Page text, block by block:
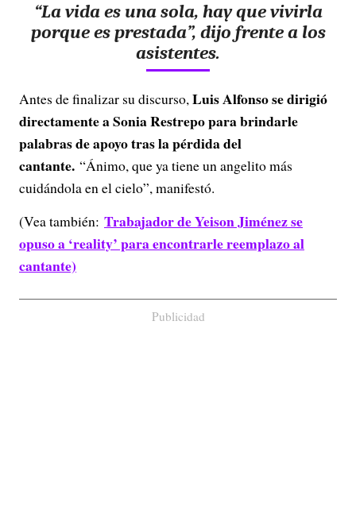
“La vida es una sola, hay que vivirla
porque es prestada”, dijo frente a los
asistentes.
Antes de finalizar su discurso,Luis Alfonso se dirigió
directamente a Sonia Restrepo para brindarle
palabras de apoyo tras la pérdida del
cantante. “Ánimo, que ya tiene un angelito más
cuidándola en el cielo”, manifestó.
(Vea también: Trabajador de Yeison Jiménez se
opuso a ‘reality’ para encontrarle reemplazo al
cantante)
Publicidad